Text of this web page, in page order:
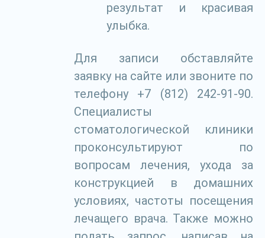
результат и красивая
улыбка.
Для записи обставляйте
заявку на сайте или звоните по
телефону +7 (812) 242-91-90.
Специалисты
стоматологической клиники
проконсультируют по
вопросам лечения, ухода за
конструкцией в домашних
условиях, частоты посещения
лечащего врача. Также можно